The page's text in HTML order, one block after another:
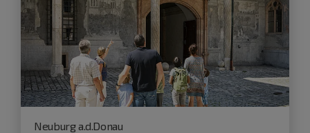
Neuburg a.d.Donau